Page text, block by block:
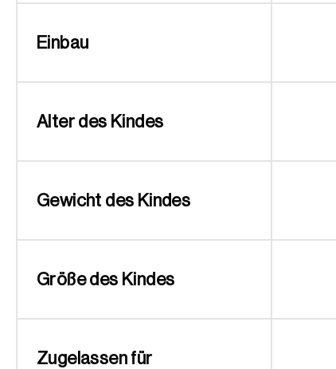
Einbau
Alter des Kindes
Gewicht des Kindes
Größe des Kindes
Zugelassen für